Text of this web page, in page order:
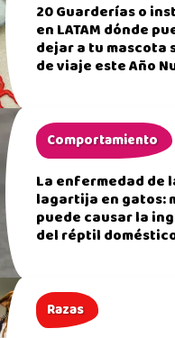
20 Guarderías o
en LATAM dónde
dejar a tu mascota
de viaje este Año
Comportamiento
La enfermedad de
lagartija en gatos:
puede causar la
del réptil
Razas